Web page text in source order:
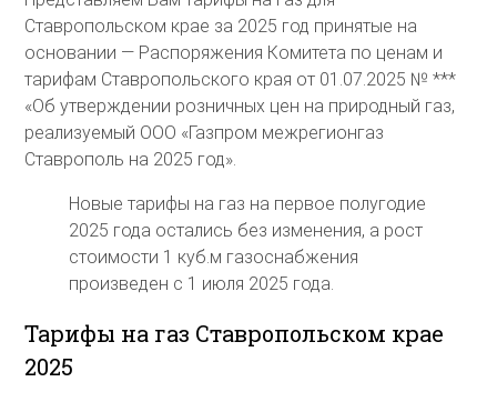
Ставропольском крае за 2025 год принятые на
основании — Распоряжения Комитета по ценам и
тарифам Ставропольского края от 01.07.2025 № ***
«Об утверждении розничных цен на природный газ,
реализуемый ООО «Газпром межрегионгаз
Ставрополь на 2025 год».
Новые тарифы на газ на первое полугодие
2025 года остались без изменения, а рост
стоимости 1 куб.м газоснабжения
произведен с 1 июля 2025 года.
Тарифы на газ Ставропольском крае
2025